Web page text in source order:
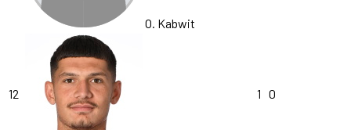
O. Kabwit
12 1 0